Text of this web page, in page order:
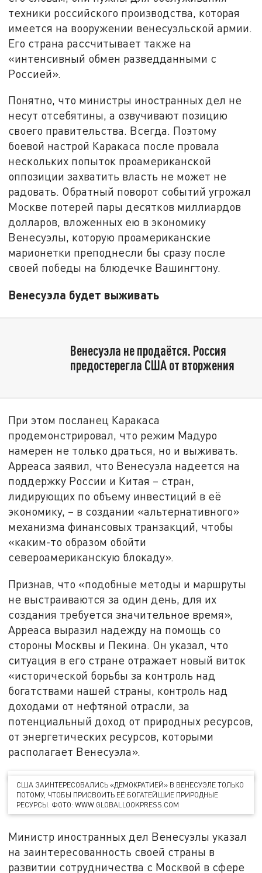
техники российского производства, которая
имеется на вооружении венесуэльской армии.
Его страна рассчитывает также на
«интенсивный обмен разведданными с
Россией».
Понятно, что министры иностранных дел не
несут отсебятины, а озвучивают позицию
своего правительства. Всегда. Поэтому
боевой настрой Каракаса после провала
нескольких попыток проамериканской
оппозиции захватить власть не может не
радовать. Обратный поворот событий угрожал
Москве потерей пары десятков миллиардов
долларов, вложенных ею в экономику
Венесуэлы, которую проамериканские
марионетки преподнесли бы сразу после
своей победы на блюдечке Вашингтону.
Венесуэла будет выживать
Венесуэла не продаётся. Россия
предостерегла США от вторжения
При этом посланец Каракаса
продемонстрировал, что режим Мадуро
намерен не только драться, но и выживать.
Арреаса заявил, что Венесуэла надеется на
поддержку России и Китая – стран,
лидирующих по объему инвестиций в её
экономику, – в создании «альтернативного»
механизма финансовых транзакций, чтобы
«каким-то образом обойти
североамериканскую блокаду».
Признав, что «подобные методы и маршруты
не выстраиваются за один день, для их
создания требуется значительное время»,
Арреаса выразил надежду на помощь со
стороны Москвы и Пекина. Он указал, что
ситуация в его стране отражает новый виток
«исторической борьбы за контроль над
богатствами нашей страны, контроль над
доходами от нефтяной отрасли, за
потенциальный доход от природных ресурсов,
от энергетических ресурсов, которыми
располагает Венесуэла».
США ЗАИНТЕРЕСОВАЛИСЬ «ДЕМОКРАТИЕЙ» В ВЕНЕСУЭЛЕ ТОЛЬКО
ПОТОМУ, ЧТОБЫ ПРИСВОИТЬ ЕЁ БОГАТЕЙШИЕ ПРИРОДНЫЕ
РЕСУРСЫ. ФОТО: WWW.GLOBALLOOKPRESS.COM
Министр иностранных дел Венесуэлы указал
на заинтересованность своей страны в
развитии сотрудничества с Москвой в сфере